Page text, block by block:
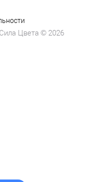
Сила Цвета © 2026